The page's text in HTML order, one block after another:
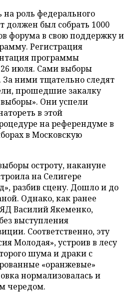
роль федерального
должен был собрать 1000
форума в свою поддержку и
Регистрация
программы
26 июля. Сами выборы
За ними тщательно следят
прошедшие закалку
Они успели
в этой
на референдуме в
в Московскую
остроту, накануне
на Селигере
разбив сцену. Дошло и до
Однако, как ранее
Василий Якеменко,
выступления
Соответственно, эту
Молодая», устроив в лесу
шума и драки с
«оранжевые»
нормализовалась и
чередом.